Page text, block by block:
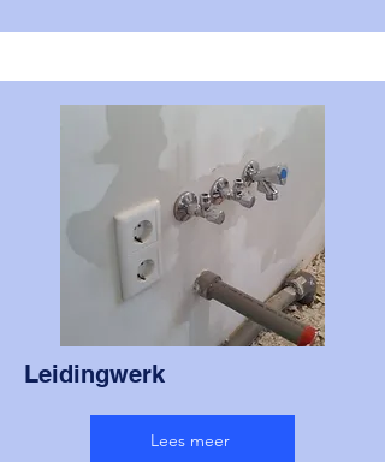
Leidingwerk
Lees meer